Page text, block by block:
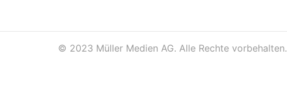
© 2023 Müller Medien AG. Alle Rechte vorbehalten.